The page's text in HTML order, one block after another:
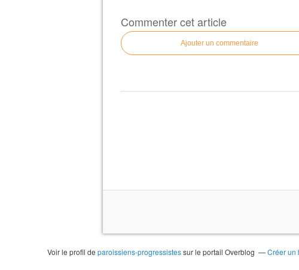
Commenter cet article
Ajouter un commentaire
Voir le profil de paroissiens-progressistessur le portail Overblog Créer un